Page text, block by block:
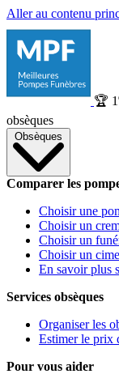
Aller au contenu
🏆 1
obsèques
Obsèques
Comparer les
Choisir une
Choisir un
Choisir un
Choisir un
En savoir plus
Services obsèques
Organiser les
Estimer le prix
Pour vous aider